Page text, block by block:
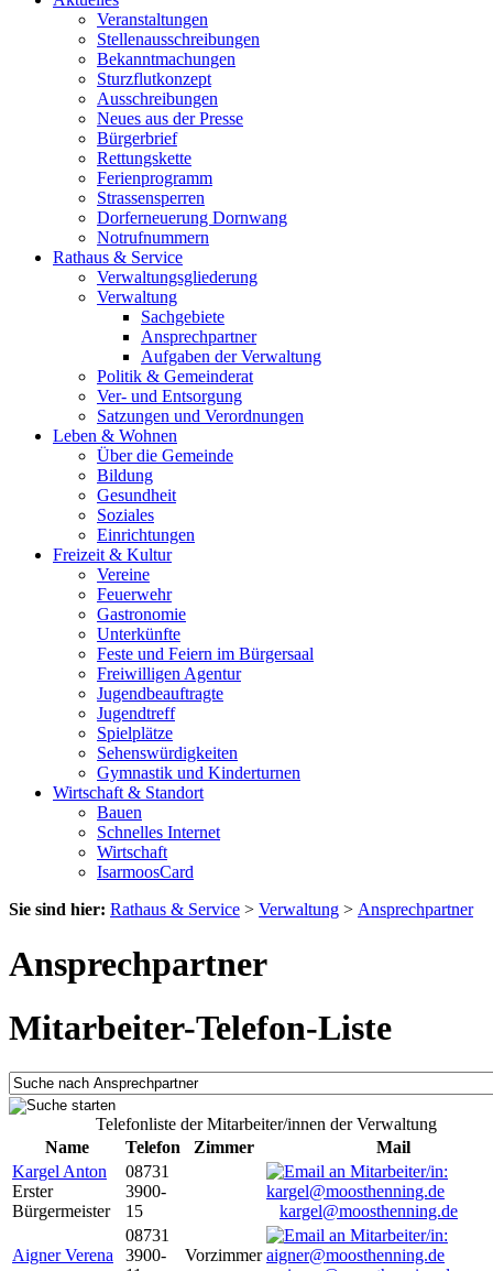
Veranstaltungen
Stellenausschreibungen
Bekanntmachungen
Sturzflutkonzept
Ausschreibungen
Neues aus der Presse
Bürgerbrief
Rettungskette
Ferienprogramm
Strassensperren
Dorferneuerung Dornwang
Notrufnummern
Rathaus & Service
Verwaltungsgliederung
Verwaltung
Sachgebiete
Ansprechpartner
Aufgaben der Verwaltung
Politik & Gemeinderat
Ver- und Entsorgung
Satzungen und Verordnungen
Leben & Wohnen
Über die Gemeinde
Bildung
Gesundheit
Soziales
Einrichtungen
Freizeit & Kultur
Vereine
Feuerwehr
Gastronomie
Unterkünfte
Feste und Feiern im Bürgersaal
Freiwilligen Agentur
Jugendbeauftragte
Jugendtreff
Spielplätze
Sehenswürdigkeiten
Gymnastik und Kinderturnen
Wirtschaft & Standort
Bauen
Schnelles Internet
Wirtschaft
IsarmoosCard
Sie sind hier: Rathaus & Service > Verwaltung > Ansprechpartner
Ansprechpartner
Mitarbeiter-Telefon-Liste
Telefonliste der Mitarbeiter/innen der Verwaltung
Name
Telefon Zimmer
Mail
Kargel Anton
Erster
Bürgermeister
08731
3900-
15
kargel@moosthenning.de
Aigner Verena
08731
3900-
Vorzimmer